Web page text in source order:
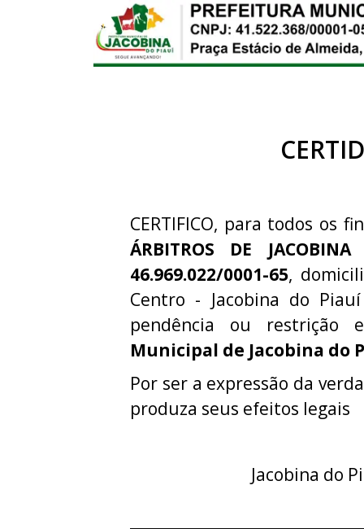
CERTIFICO, para todos os
ÁRBITROS DE
46.969.022/0001-65,
Centro - Jacobina do
pendência ou
Municipal de Jacobina do
Por ser a expressão da
produza seus efeitos legais
Jacobina do